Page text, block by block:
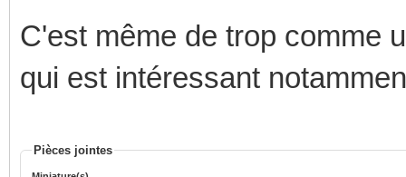
C'est même de trop comme
qui est intéressant
Pièces jointes